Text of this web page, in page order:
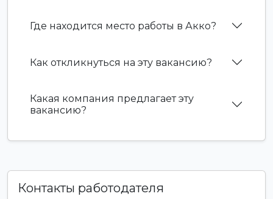
Где находится место работы в Акко?
Как откликнуться на эту вакансию?
Какая компания предлагает эту
вакансию?
Контакты работодателя